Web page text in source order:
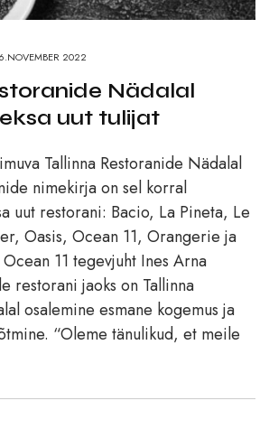
2022
Nädalal
uut tulijat
Tallinna Restoranide Nädalal
nimekirja on sel korral
uut restorani: Bacio, La Pineta, Le
Oasis, Ocean 11, Orangerie ja
11 tegevjuht Ines Arna
restorani jaoks on Tallinna
osalemine esmane kogemus ja
“Oleme tänulikud, et meile